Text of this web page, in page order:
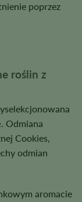
poprzez
roślin z
. Odmiana
Cookies,
odmian
aromacie